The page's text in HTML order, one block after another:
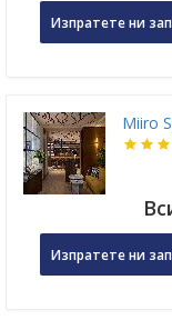
Изпратете ни
Miiro
Изпратете ни